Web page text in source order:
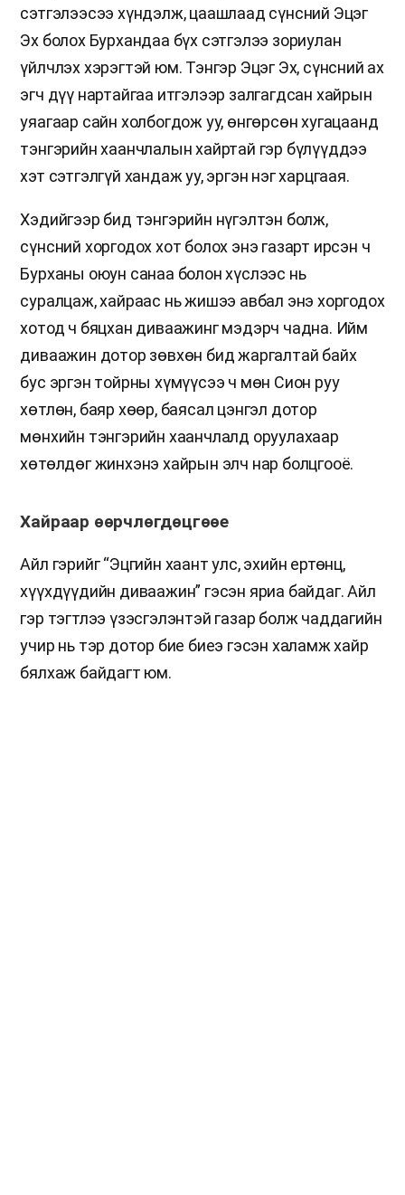
сэтгэлээсээ хүндэлж, цаашлаад сүнсний Эцэг
Эх болох Бурхандаа бүх сэтгэлээ зориулан
үйлчлэх хэрэгтэй юм. Тэнгэр Эцэг Эх, сүнсний ах
эгч дүү нартайгаа итгэлээр залгагдсан хайрын
уяагаар сайн холбогдож уу, өнгөрсөн хугацаанд
тэнгэрийн хаанчлалын хайртай гэр бүлүүддээ
хэт сэтгэлгүй хандаж уу, эргэн нэг харцгаая.
Хэдийгээр бид тэнгэрийн нүгэлтэн болж,
сүнсний хоргодох хот болох энэ газарт ирсэн ч
Бурханы оюун санаа болон хүслээс нь
суралцаж, хайраас нь жишээ авбал энэ хоргодох
хотод ч бяцхан диваажинг мэдэрч чадна. Ийм
диваажин дотор зөвхөн бид жаргалтай байх
бус эргэн тойрны хүмүүсээ ч мөн Сион руу
хөтлөн, баяр хөөр, баясал цэнгэл дотор
мөнхийн тэнгэрийн хаанчлалд оруулахаар
хөтөлдөг жинхэнэ хайрын элч нар болцгооё.
Хайраар өөрчлөгдөцгөөе
Айл гэрийг “Эцгийн хаант улс, эхийн ертөнц,
хүүхдүүдийн диваажин” гэсэн яриа байдаг. Айл
гэр тэгтлээ үзэсгэлэнтэй газар болж чаддагийн
учир нь тэр дотор бие биеэ гэсэн халамж хайр
бялхаж байдагт юм.